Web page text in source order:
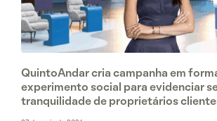
QuintoAndar cria campanha em
experimento social para evidenciar
tranquilidade de proprietários